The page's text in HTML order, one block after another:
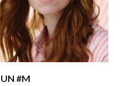
#M